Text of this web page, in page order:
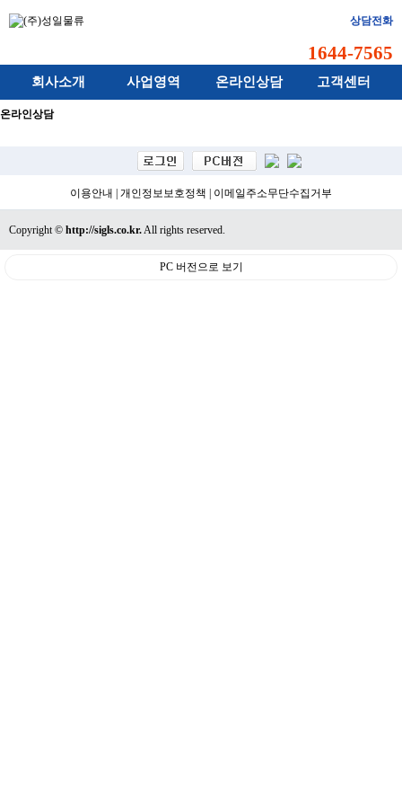
상담전화
1644-7565
회사소개 사업영역 온라인상담 고객센터
온라인상담
이용안내 개인정보보호정책 이메일주소무단수집거부
Copyright © http://sigls.co.kr.All rights reserved.
PC 버전으로 보기